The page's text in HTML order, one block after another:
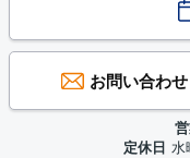
お問い合わせ
定休日 水